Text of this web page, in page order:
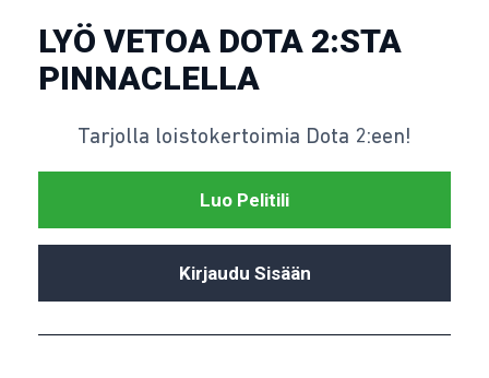
LYÖ VETOA DOTA 2:STA
PINNACLELLA
Tarjolla loistokertoimia Dota 2:een!
Luo Pelitili
Kirjaudu Sisään